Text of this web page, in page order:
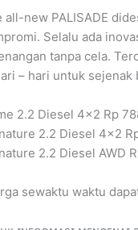
all-new PALISADE
Selalu ada
tanpa cela.
– hari untuk sejenak
2.2 Diesel 4×2 Rp
2.2 Diesel 4×2
2.2 Diesel AWD
sewaktu waktu